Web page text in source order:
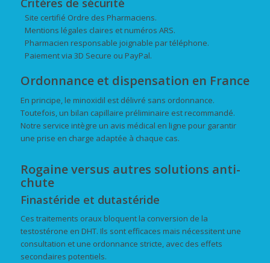
Critères de sécurité
Site certifié Ordre des Pharmaciens.
Mentions légales claires et numéros ARS.
Pharmacien responsable joignable par téléphone.
Paiement via 3D Secure ou PayPal.
Ordonnance et dispensation en France
En principe, le minoxidil est délivré sans ordonnance.
Toutefois, un bilan capillaire préliminaire est recommandé.
Notre service intègre un avis médical en ligne pour garantir
une prise en charge adaptée à chaque cas.
Rogaine versus autres solutions anti-
chute
Finastéride et dutastéride
Ces traitements oraux bloquent la conversion de la
testostérone en DHT. Ils sont efficaces mais nécessitent une
consultation et une ordonnance stricte, avec des effets
secondaires potentiels.